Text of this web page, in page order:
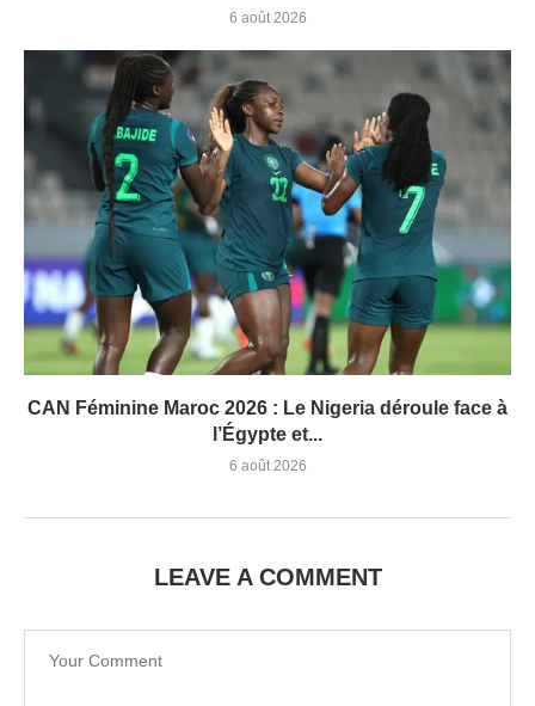
6 août 2026
CAN Féminine Maroc 2026 : Le Nigeria déroule face à
l’Égypte et...
6 août 2026
LEAVE A COMMENT